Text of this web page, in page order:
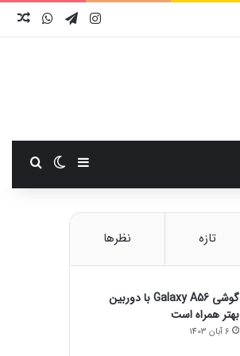
اینستاگرام
تلگرام واتس
سایدبارتغییر
تازه نظرها
گوشی Galaxy A56 با دوربین
بهتر همراه است
6 آبان 1403